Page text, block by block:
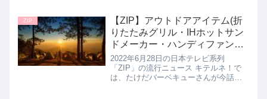
でも買える無人販売所の２つの魅力を
教えてくれたので詳し...
ZIP
【ZIP】アウトドアアイテム(折
りたたみグリル・IHホットサン
ドメーカー・ハンディファン・
薪バサミ)キテルネ｜6月28日
2022年6月28日の日本テレビ系列
「ZIP」の流行ニュース キテルネ！で
は、たけだバーベキューさんが今話題